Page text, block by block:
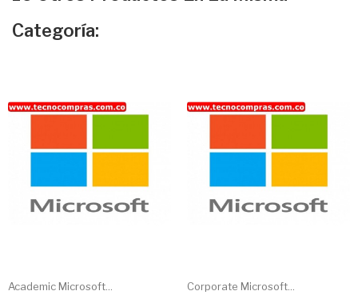
Categoría:
Academic Microsoft...
Corporate Microsoft...